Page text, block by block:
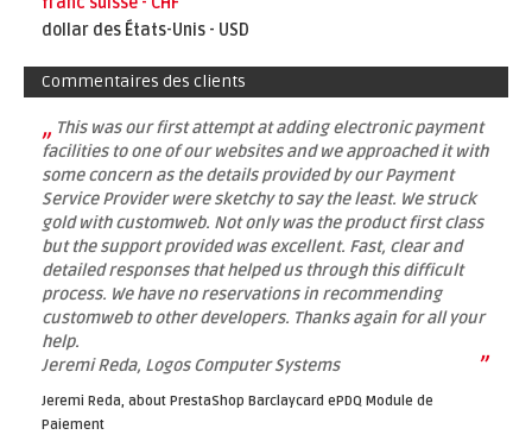
dollar des États-Unis - USD
Commentaires des clients
„ This was our first attempt at adding electronic payment
facilities to one of our websites and we approached it with
some concern as the details provided by our Payment
Service Provider were sketchy to say the least. We struck
gold with customweb. Not only was the product first class
but the support provided was excellent. Fast, clear and
detailed responses that helped us through this difficult
process. We have no reservations in recommending
customweb to other developers. Thanks again for all your
help.
Jeremi Reda, Logos Computer Systems
”
Jeremi Reda, about PrestaShop Barclaycard ePDQ Module de
Paiement